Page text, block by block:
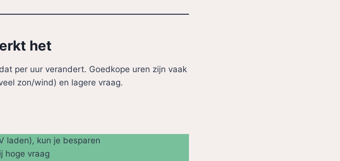
het
per uur verandert. Goedkope uren zijn vaak
zon/wind) en lagere vraag.
laden), kun je besparen
hoge vraag